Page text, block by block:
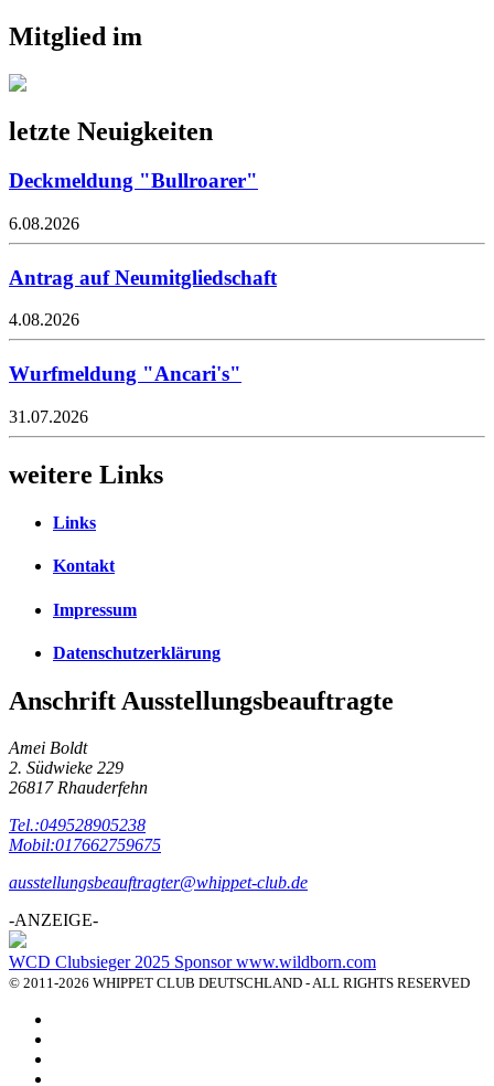
Mitglied im
letzte Neuigkeiten
Deckmeldung "Bullroarer"
6.08.2026
Antrag auf Neumitgliedschaft
4.08.2026
Wurfmeldung "Ancari's"
31.07.2026
weitere Links
Links
Kontakt
Impressum
Datenschutzerklärung
Anschrift Ausstellungsbeauftragte
Amei Boldt
2. Südwieke 229
26817 Rhauderfehn
Tel.:049528905238
Mobil:017662759675
ausstellungsbeauftragter@whippet-club.de
-ANZEIGE-
WCD Clubsieger 2025 Sponsor www.wildborn.com
© 2011-2026 WHIPPET CLUB DEUTSCHLAND - ALL RIGHTS RESERVED